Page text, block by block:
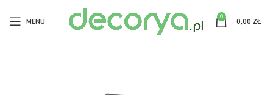
MENU
0
0,00 ZŁ